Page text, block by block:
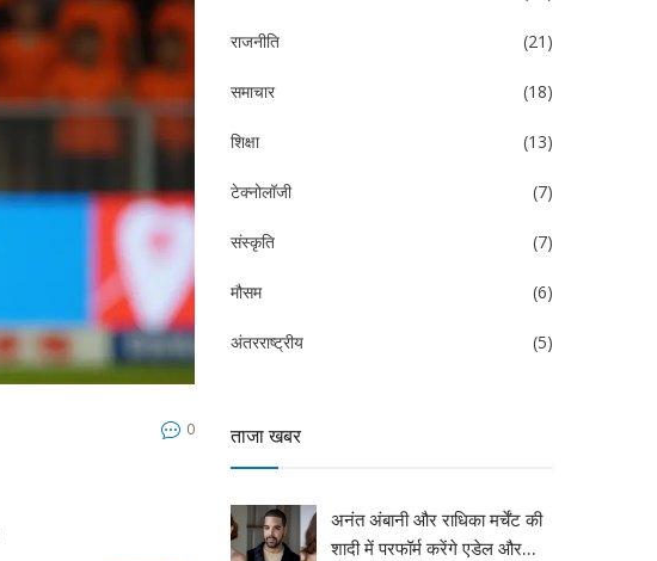
0
राजनीति (21)
समाचार (18)
शिक्षा (13)
टेक्नोलॉजी (7)
संस्कृति (7)
मौसम (6)
अंतरराष्ट्रीय (5)
ताजा खबर
अनंत अंबानी और राधिका मर्चेंट की
शादी में परफॉर्म करेंगे एडेल और